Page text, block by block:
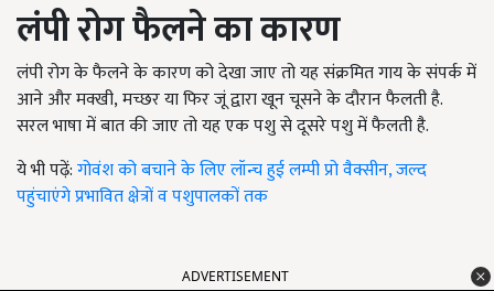
लंपी रोग फैलने का कारण
लंपीरोग के फैलनेकेकारण को देखा जाए तो यह संक्रमित गाय के संपर्क में
आने और मक्खी,मच्छर या फिर जूं द्वारा खून चूसने के दौरान फैलती है.
सरल भाषा में बात की जाए तो यह एक पशु से दूसरे पशु में फैलती है.
ये भी पढ़ें:गोवंश को बचाने के लिए लॉन्च हुई लम्पी प्रो वैक्सीन, जल्द
पहुंचाएंगे प्रभावित क्षेत्रों व पशुपालकों तक
ADVERTISEMENT